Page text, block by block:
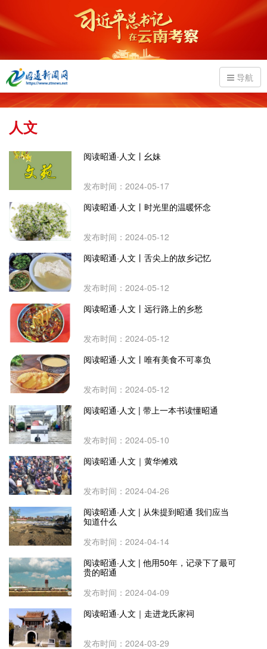
导航
人文
阅读昭通·人文丨幺妹
发布时间：2024-05-17
阅读昭通·人文丨时光里的温暖怀念
发布时间：2024-05-12
阅读昭通·人文丨舌尖上的故乡记忆
发布时间：2024-05-12
阅读昭通·人文丨远行路上的乡愁
发布时间：2024-05-12
阅读昭通·人文丨唯有美食不可辜负
发布时间：2024-05-12
阅读昭通·人文 | 带上一本书读懂昭通
发布时间：2024-05-10
阅读昭通·人文｜黄华傩戏
发布时间：2024-04-26
阅读昭通·人文 | 从朱提到昭通 我们应当
知道什么
发布时间：2024-04-14
阅读昭通·人文 | 他用50年，记录下了最可
贵的昭通
发布时间：2024-04-09
阅读昭通·人文｜走进龙氏家祠
发布时间：2024-03-29